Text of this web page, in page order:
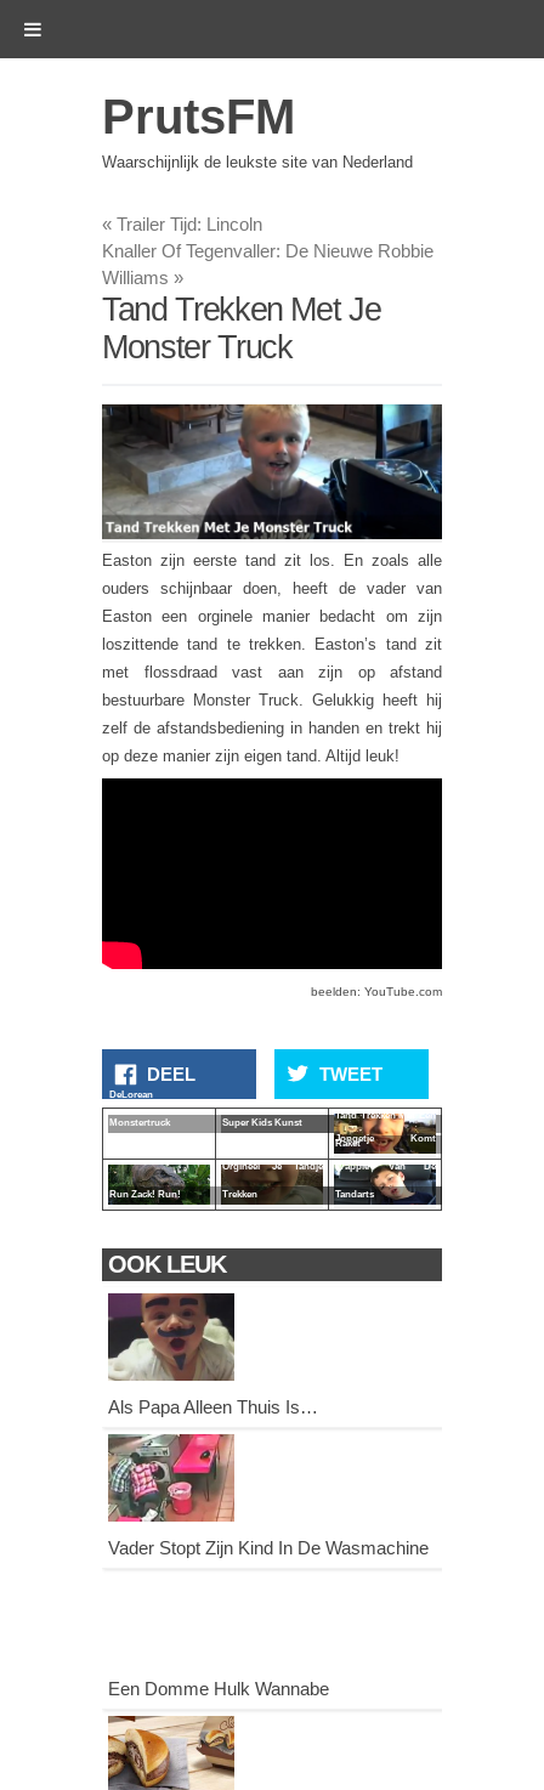
PrutsFM
Waarschijnlijk de leukste site van Nederland
« Trailer Tijd: Lincoln
Knaller Of Tegenvaller: De Nieuwe Robbie
Williams »
Tand Trekken Met Je
Monster Truck
Easton zijn eerste tand zit los. En zoals alle
ouders schijnbaar doen, heeft de vader van
Easton een orginele manier bedacht om zijn
loszittende tand te trekken. Easton’s tand zit
met flossdraad vast aan zijn op afstand
bestuurbare Monster Truck. Gelukkig heeft hij
zelf de afstandsbediening in handen en trekt hij
op deze manier zijn eigen tand. Altijd leuk!
beelden: YouTube.com
DEEL TWEET
DeLorean
Monstertruck Super Kids Kunst
Tand Trekken Met Een
Raket
Run Zack! Run!
Orgineel Je Tandje
Trekken
Jongetje Komt
Wappie Van De
Tandarts
OOK LEUK
Als Papa Alleen Thuis Is…
Vader Stopt Zijn Kind In De Wasmachine
Een Domme Hulk Wannabe